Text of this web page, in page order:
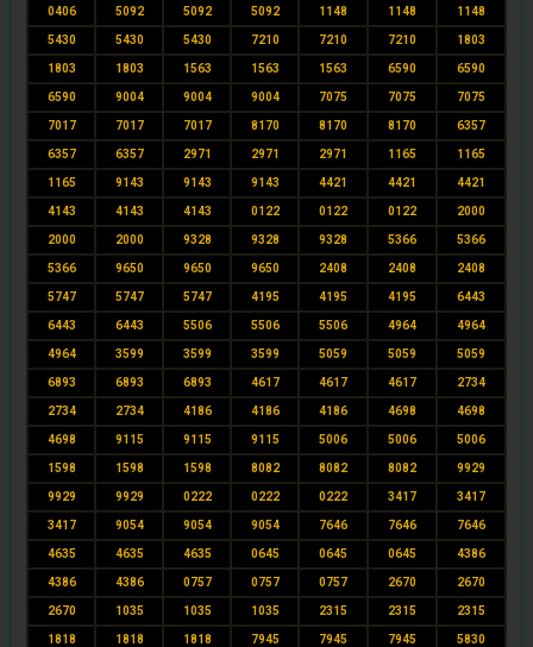
0406 5092 5092 5092 1148 1148 1148
5430 5430 5430 7210 7210 7210 1803
1803 1803 1563 1563 1563 6590 6590
6590 9004 9004 9004 7075 7075 7075
7017 7017 7017 8170 8170 8170 6357
6357 6357 2971 2971 2971 1165 1165
1165 9143 9143 9143 4421 4421 4421
4143 4143 4143 0122 0122 0122 2000
2000 2000 9328 9328 9328 5366 5366
5366 9650 9650 9650 2408 2408 2408
5747 5747 5747 4195 4195 4195 6443
6443 6443 5506 5506 5506 4964 4964
4964 3599 3599 3599 5059 5059 5059
6893 6893 6893 4617 4617 4617 2734
2734 2734 4186 4186 4186 4698 4698
4698 9115 9115 9115 5006 5006 5006
1598 1598 1598 8082 8082 8082 9929
9929 9929 0222 0222 0222 3417 3417
3417 9054 9054 9054 7646 7646 7646
4635 4635 4635 0645 0645 0645 4386
4386 4386 0757 0757 0757 2670 2670
2670 1035 1035 1035 2315 2315 2315
1818 1818 1818 7945 7945 7945 5830